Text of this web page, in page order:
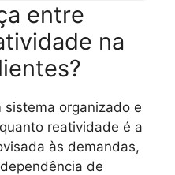
entre
na
organizado e
reatividade é a
às demandas,
de